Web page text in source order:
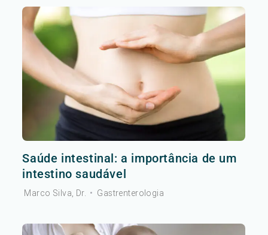
Saúde intestinal: a importância de um
intestino saudável
Marco Silva, Dr. • Gastrenterologia